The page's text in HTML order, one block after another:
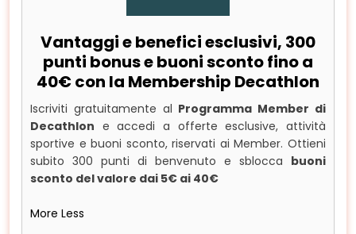
Vantaggi e benefici esclusivi, 300
punti bonus e buoni sconto fino a
40€ con la Membership Decathlon
Iscriviti gratuitamente al Programma Member di
Decathlon e accedi a offerte esclusive, attività
sportive e buoni sconto, riservati ai Member. Ottieni
subito 300 punti di benvenuto e sblocca buoni
sconto del valore dai 5€ ai 40€
More Less